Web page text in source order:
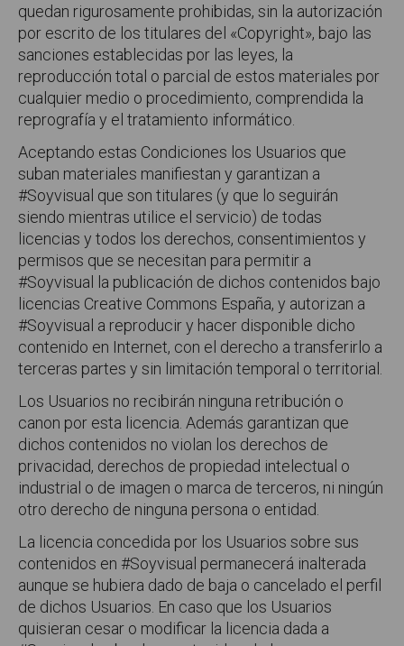
quedan rigurosamente prohibidas, sin la autorización
por escrito de los titulares del «Copyright», bajo las
sanciones establecidas por las leyes, la
reproducción total o parcial de estos materiales por
cualquier medio o procedimiento, comprendida la
reprografía y el tratamiento informático.
Aceptando estas Condiciones los Usuarios que
suban materiales manifiestan y garantizan a
#Soyvisual que son titulares (y que lo seguirán
siendo mientras utilice el servicio) de todas
licencias y todos los derechos, consentimientos y
permisos que se necesitan para permitir a
#Soyvisual la publicación de dichos contenidos bajo
licencias Creative Commons España, y autorizan a
#Soyvisual a reproducir y hacer disponible dicho
contenido en Internet, con el derecho a transferirlo a
terceras partes y sin limitación temporal o territorial.
Los Usuarios no recibirán ninguna retribución o
canon por esta licencia. Además garantizan que
dichos contenidos no violan los derechos de
privacidad, derechos de propiedad intelectual o
industrial o de imagen o marca de terceros, ni ningún
otro derecho de ninguna persona o entidad.
La licencia concedida por los Usuarios sobre sus
contenidos en #Soyvisual permanecerá inalterada
aunque se hubiera dado de baja o cancelado el perfil
de dichos Usuarios. En caso que los Usuarios
quisieran cesar o modificar la licencia dada a